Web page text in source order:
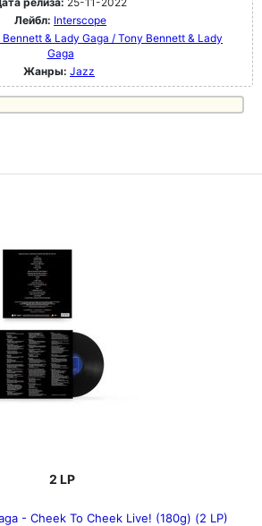
Лейбл: Interscope
Bennett & Lady Gaga / Tony Bennett & Lady
Gaga
Жанры: Jazz
2 LP
- Cheek To Cheek Live! (180g) (2 LP)